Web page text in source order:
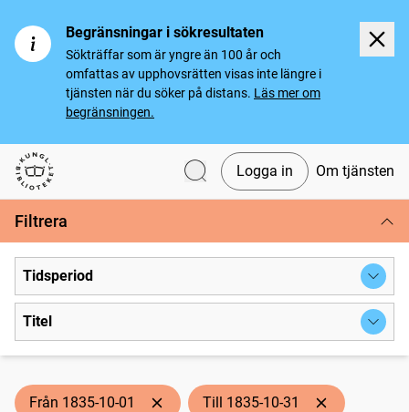
Begränsningar i sökresultaten
Sökträffar som är yngre än 100 år och
omfattas av upphovsrätten visas inte längre i
tjänsten när du söker på distans. Läs mer om
begränsningen.
Svenska tidningar
Logga in Om tjänsten
Filtrera
Tidsperiod
Titel
Från 1835-10-01 Till 1835-10-31